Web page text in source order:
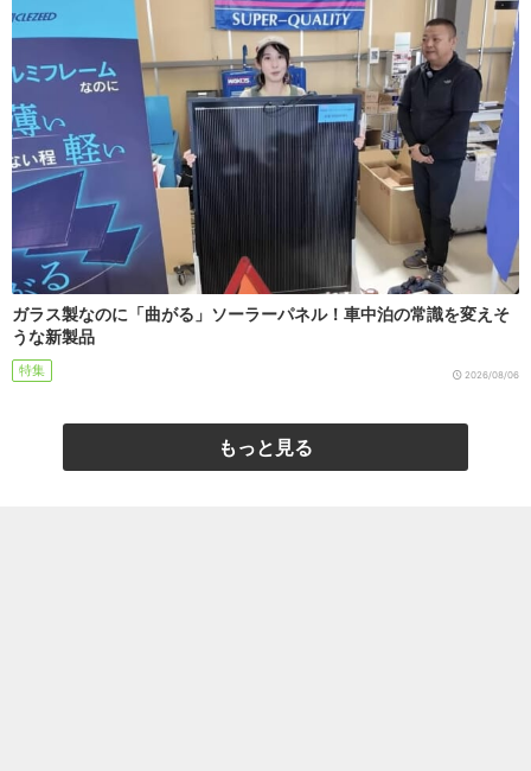
ガラス製なのに「曲がる」ソーラーパネル！車中泊の常識を変えそ
うな新製品
特集 2026/08/06
もっと見る